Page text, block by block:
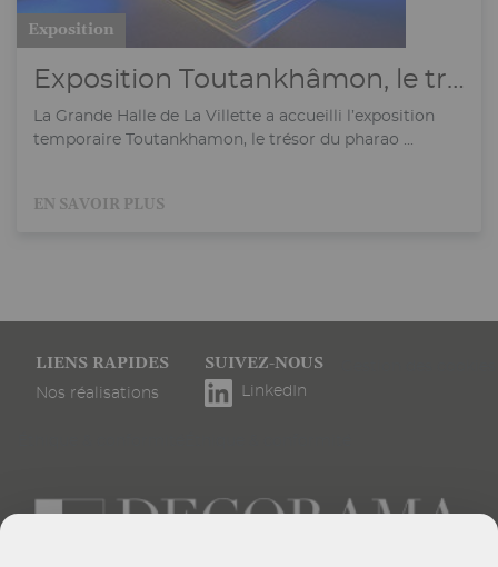
Exposition
Exposition Toutankhâmon, le trésor du pharaon
La Grande Halle de La Villette a accueilli l’exposition
temporaire Toutankhamon, le trésor du pharao ...
EN SAVOIR PLUS
PiedLIENS RAPIDES
Nos réalisations
SUIVEZ-NOUS
LinkedIn